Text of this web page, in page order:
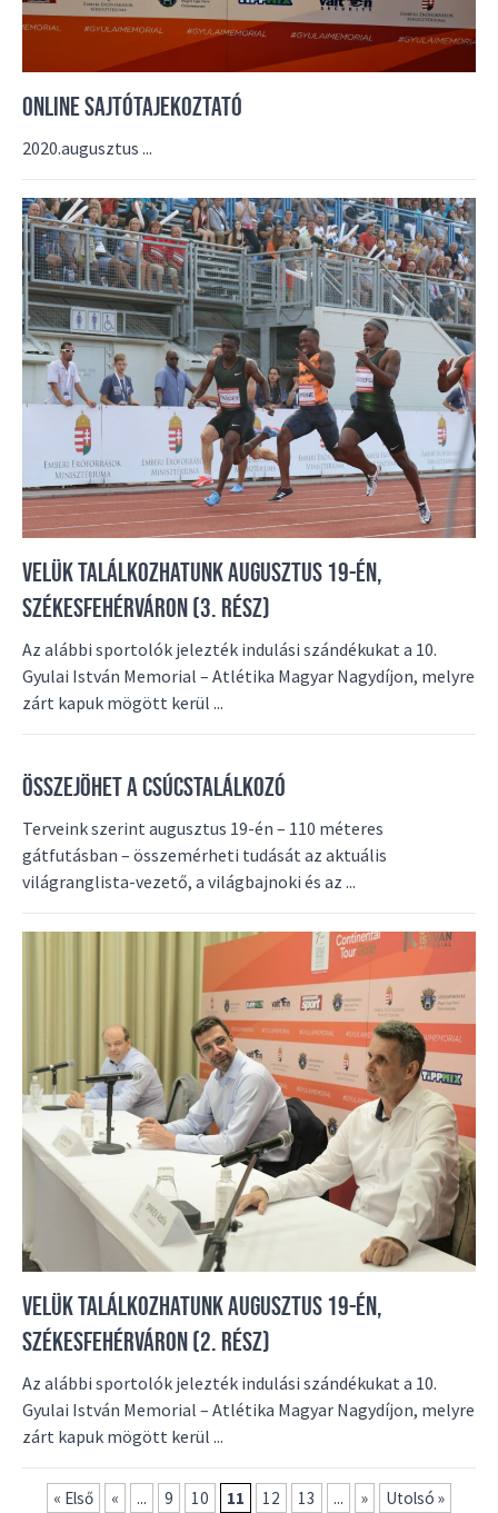
ONLINE SAJTÓTAJEKOZTATÓ
2020.augusztus ...
VELÜK TALÁLKOZHATUNK AUGUSZTUS 19-ÉN,
SZÉKESFEHÉRVÁRON (3. RÉSZ)
Az alábbi sportolók jelezték indulási szándékukat a 10.
Gyulai István Memorial – Atlétika Magyar Nagydíjon, melyre
zárt kapuk mögött kerül ...
ÖSSZEJÖHET A CSÚCSTALÁLKOZÓ
Terveink szerint augusztus 19-én – 110 méteres
gátfutásban – összemérheti tudását az aktuális
világranglista-vezető, a világbajnoki és az ...
VELÜK TALÁLKOZHATUNK AUGUSZTUS 19-ÉN,
SZÉKESFEHÉRVÁRON (2. RÉSZ)
Az alábbi sportolók jelezték indulási szándékukat a 10.
Gyulai István Memorial – Atlétika Magyar Nagydíjon, melyre
zárt kapuk mögött kerül ...
« Első « ... 9 10 11 12 13 ... » Utolsó »